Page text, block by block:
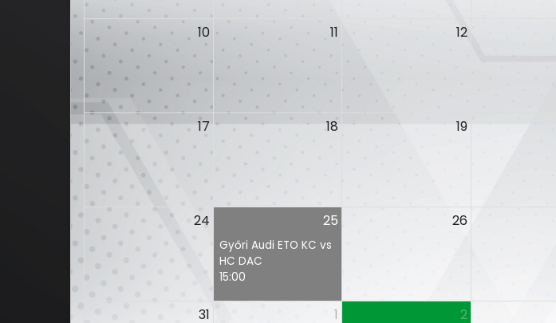
10 11 12
17 18 19
24 25
Győri Audi ETO KC vs
HC DAC
15:00
26
31 1 2